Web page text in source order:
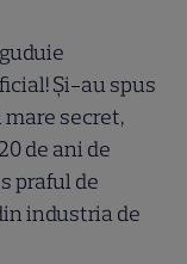
Și-au spus
secret,
de ani de
praful de
industria de